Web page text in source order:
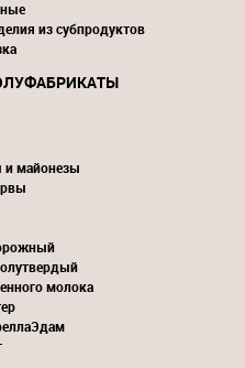
из субпродуктов
и майонезы
молока
Эдам